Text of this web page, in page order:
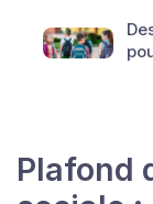
Plafond